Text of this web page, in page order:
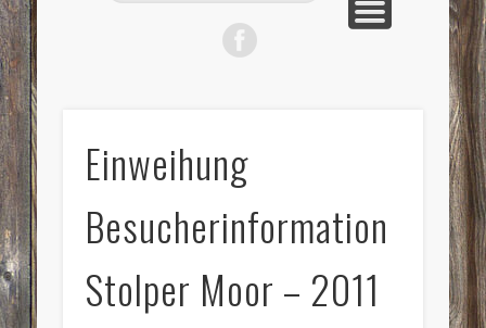
Einweihung
Besucherinformation
Stolper Moor – 2011